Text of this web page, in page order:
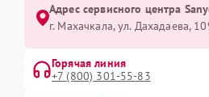
Адрес сервисного центра
г. Махачкала, ул. Дахадаева,
Горячая линия
+7 (800) 301-55-83